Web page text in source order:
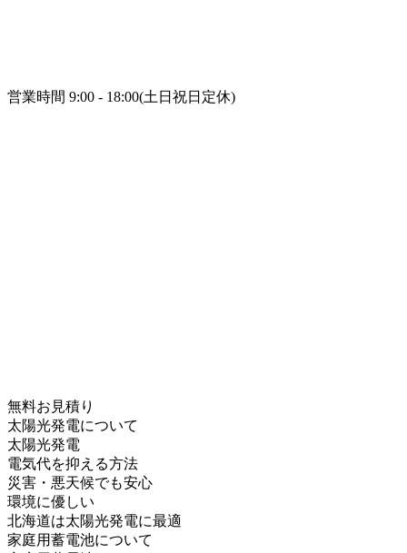
営業時間 9:00 - 18:00(土日祝日定休)
無料お見積り
太陽光発電について
太陽光発電
電気代を抑える方法
災害・悪天候でも安心
環境に優しい
北海道は太陽光発電に最適
家庭用蓄電池について